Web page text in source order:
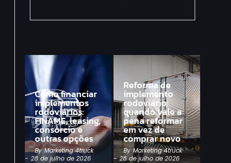
Como financiar
implementos
rodoviários:
FINAME, leasing,
consórcio e
outras opções
By Marketing 4truck
- 28 de julho de 2026
Reforma de
implemento
rodoviário:
quando vale a
pena reformar
em vez de
comprar novo
By Marketing 4truck
- 28 de julho de 2026